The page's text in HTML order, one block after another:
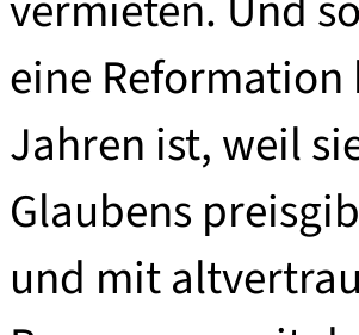
eine
Jahren ist, weil
Glaubens
und mit